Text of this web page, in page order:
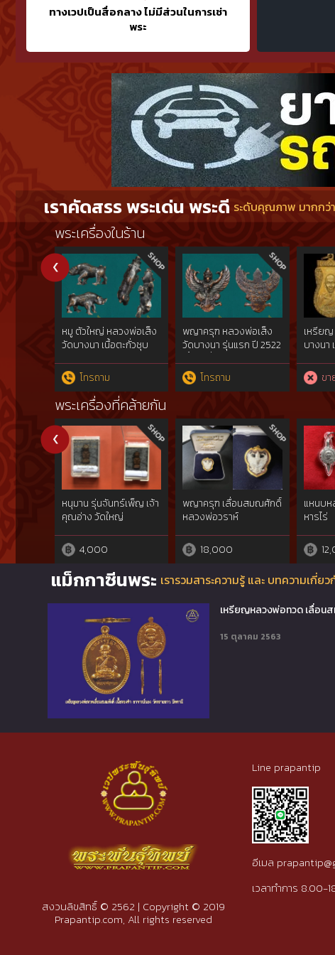
ทางเวปเป็นสื่อกลาง ไม่มีส่วนในการเช่า
พระ
เราคัดสรร พระเด่น พระดี ระดับคุณภาพ มากกว่
พระเครื่องในร้าน
หมู ตัวใหญ่ หลวงพ่อเส็ง
วัดบางนา เนื้อตะกั่วชุบ
โทรถาม
พญาครุฑ หลวงพ่อเส็ง
วัดบางนา รุ่นแรก ปี 2522
ไฟ โทรถาม
เหรีย
บางนา
บาตร
รางวัล
ข
พระเครื่องที่คล้ายกัน
หนุมาน รุ่นจันทร์เพ็ญ เจ้า
คุณอ่าง วัดใหญ่
4,000
พญาครุฑ เลื่อนสมณศักดิ์
หลวงพ่อวราห์
18,000
แหนบห
หารไร่
แม็กกาซีนพระ เรารวมสาระความรู้ และ บทความเกี่ย
เหรียญหลวงพ่อทวด เลื่อน
15 ตุลาคม 2563
สงวนลิขสิทธิ์ © 2562 | Copyright © 2019
Prapantip.com, All rights reserved
Line prapantip
อีเมล
เวลาทำการ 8.00-